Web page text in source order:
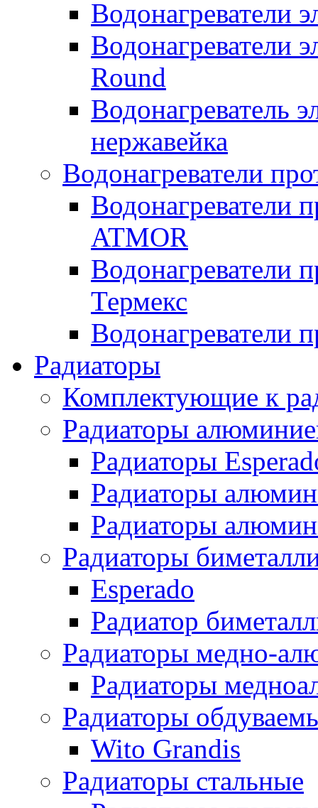
Водонагреватели
Водонагреватели
Round
Водонагреватель
нержавейка
Водонагреватели
Водонагреватели
ATMOR
Водонагреватели
Термекс
Водонагреватели
Радиаторы
Комплектующие к
Радиаторы
Радиаторы
Радиаторы
Радиаторы
Радиаторы
Esperado
Радиатор
Радиаторы медно-
Радиаторы
Радиаторы
Wito Grandis
Радиаторы стальные